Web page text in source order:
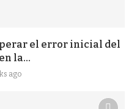
el error inicial del
la...
ago